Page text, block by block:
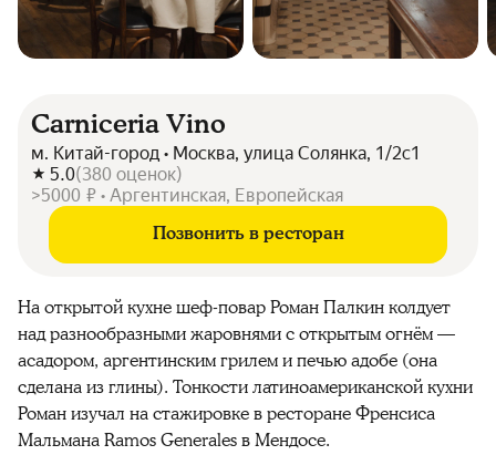
Carniceria Vino
м. Китай-город • Москва, улица Солянка, 1/2с1
5.0(380 оценок)
>5000 ₽ • Аргентинская, Европейская
Позвонить в ресторан
На открытой кухне шеф-повар Роман Палкин колдует
над разнообразными жаровнями с открытым огнём —
асадором, аргентинским грилем и печью адобе (она
сделана из глины). Тонкости латиноамериканской кухни
Роман изучал на стажировке в ресторане Френсиса
Мальмана Ramos Generales в Мендосе.